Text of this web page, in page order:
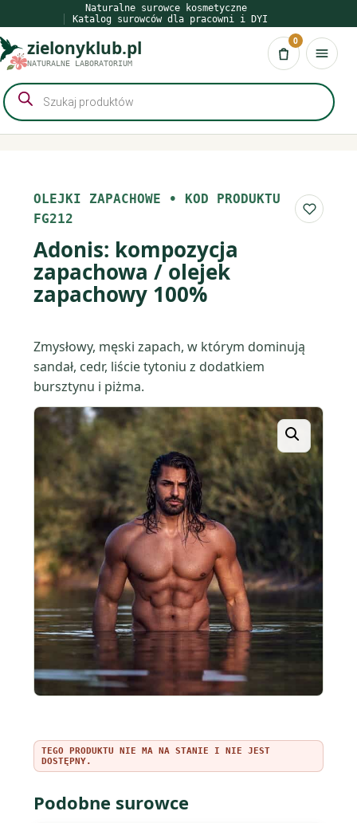
do
treści
Naturalne surowce kosmetyczne
Katalog surowców dla pracowni i DYI
zielonyklub.pl
NATURALNE LABORATORIUM Koszyk
0
Wyszukiwarka
produktów
OLEJKI ZAPACHOWE • KOD PRODUKTU
FG212
Do
Adonis: kompozycja
zapachowa / olejek
zapachowy 100%
Zmysłowy, męski zapach, w którym dominują
sandał, cedr, liście tytoniu z dodatkiem
bursztynu i piżma.
TEGO PRODUKTU NIE MA NA STANIE I NIE JEST
DOSTĘPNY.
Podobne surowce